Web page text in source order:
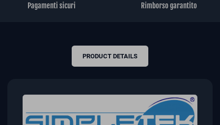
Pagamenti sicuri Rimborso garantito
PRODUCT DETAILS